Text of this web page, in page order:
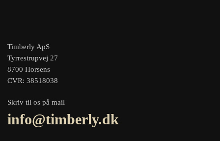
Timberly ApS
Tyrrestrupvej 27
8700 Horsens
CVR: 38518038
Skriv til os på mail
info@timberly.dk